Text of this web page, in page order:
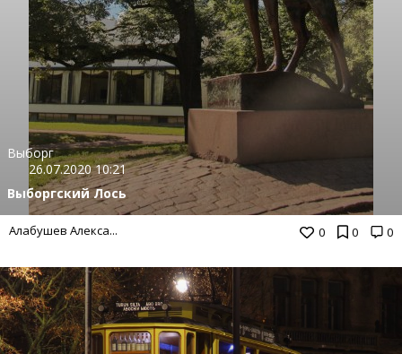
0 0 0
Выборг
26.07.2020 10:21
Выборгский Лось
Алабушев Алекса...